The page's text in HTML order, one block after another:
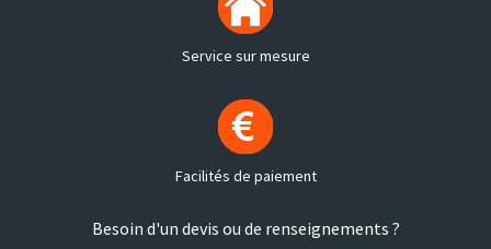
Service sur mesure
Facilités de paiement
Besoin d'un devis ou de renseignements ?